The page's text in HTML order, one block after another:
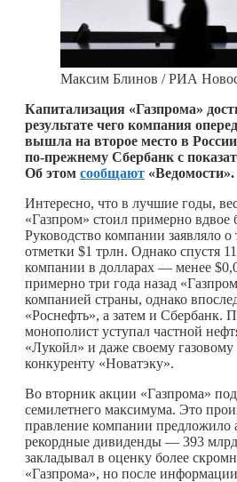
Максим Блинов / РИА
Капитализация «Газпрома»
результате чего компания
вышла на второе место в
по-прежнему Сбербанк с
Об этом сообщают «Ведомости».
Интересно, что в лучшие годы,
«Газпром» стоил примерно вдвое
Руководство компании заявляло о
отметки $1 трлн. Однако спустя
компании в долларах — менее
примерно три года назад
компанией страны, однако
«Роснефть», а затем и Сбербанк.
монополист уступал частной
«Лукойл» и даже своему газовому
конкуренту «Новатэку».
Во вторник акции «Газпрома»
семилетнего максимума. Это
правление компании предложило
рекордные дивиденды — 393
закладывал в оценку более
«Газпрома», но после